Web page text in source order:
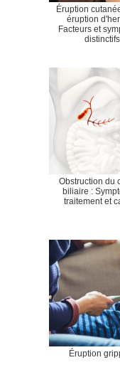
Éruption
éruption
Facteurs et
distinctifs
Obstruction du
biliaire :
traitement et
Éruption